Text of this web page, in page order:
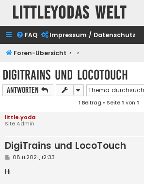
Littleyodas Welt
FAQ Impressum / Datenschutz
Foren-Übersicht
DigiTrains und LocoTouch
Antworten
1 Beitrag • Seite1 von 1
little.yoda
Site Admin
DigiTrains und LocoTouch
B08.11.2021, 12:33
Hi